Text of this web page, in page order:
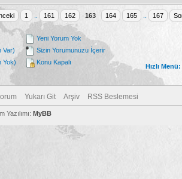
1 161 162 163 164 165 167
Var)
Yok)
Yeni Yorum Yok
Sizin Yorumunuzu İçerir
Konu Kapalı
Hızlı Menü:
Yukarı Git Arşiv RSS Beslemesi
Yazılımı: MyBB